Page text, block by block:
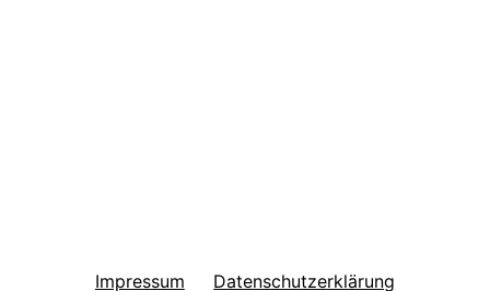
Impressum Datenschutzerklärung